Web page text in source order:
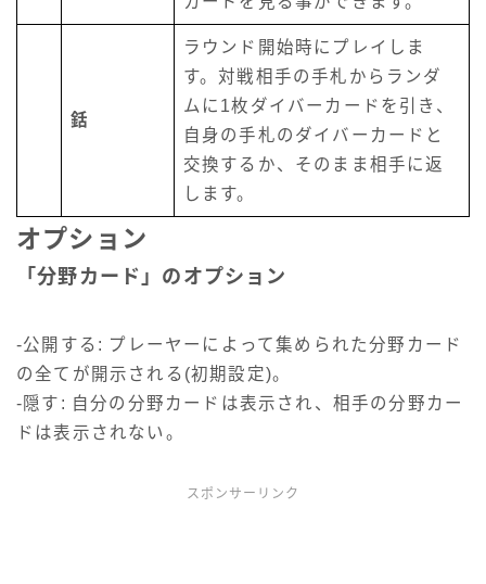
銛
ラウンド開始時にプレイしま
す。対戦相手の手札からランダ
ムに1枚ダイバーカードを引き、
自身の手札のダイバーカードと
交換するか、そのまま相手に返
します。
オプション
「分野カード」のオプション
-公開する: プレーヤーによって集められた分野カード
の全てが開示される(初期設定)。
-隠す: 自分の分野カードは表示され、相手の分野カー
ドは表示されない。
スポンサーリンク